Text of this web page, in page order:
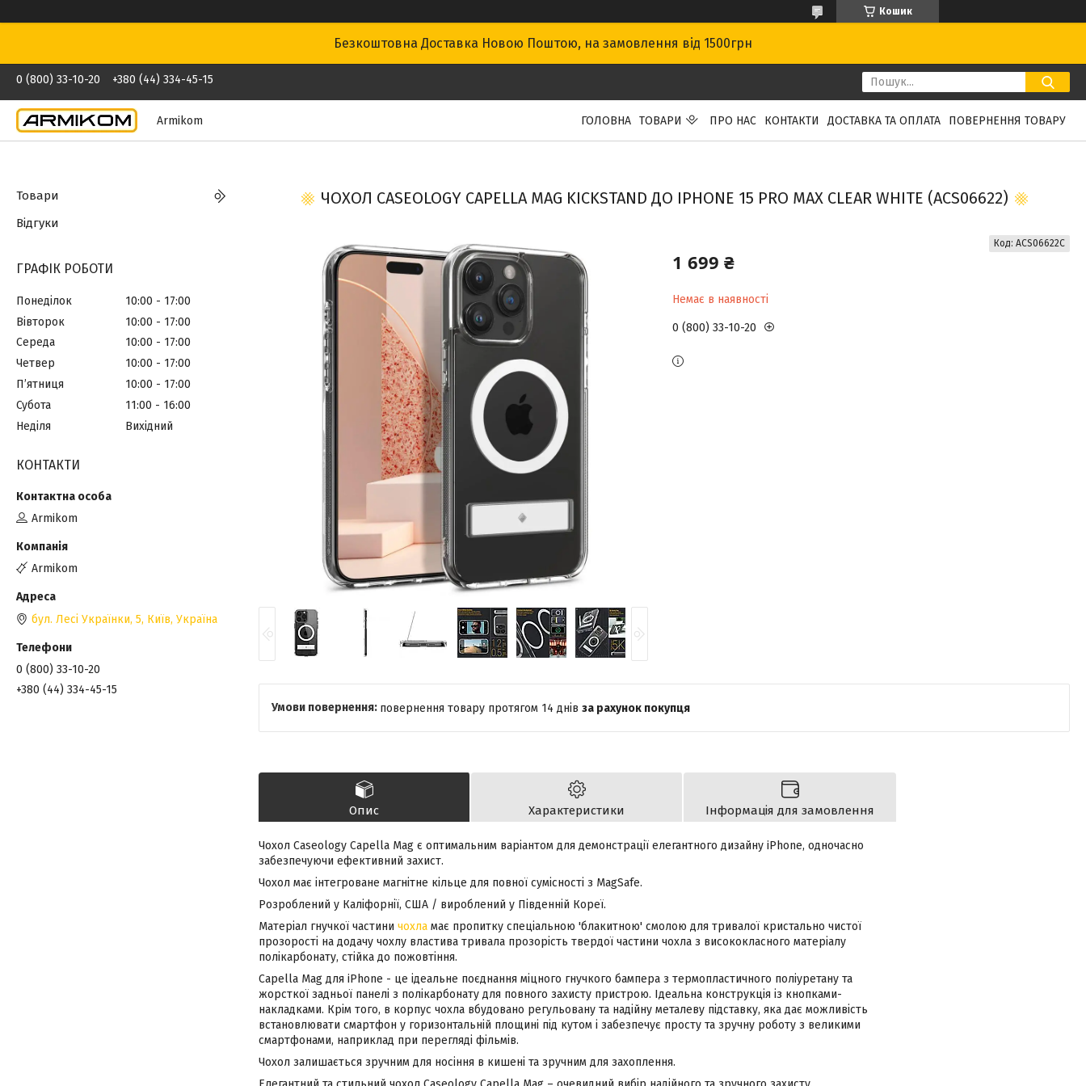
Кошик
Безкоштовна Доставка Новою Поштою, на замовлення від 1500грн
0 (800) 33-10-20 +380 (44) 334-45-15
Armikom ГОЛОВНА ТОВАРИ ПРО НАС КОНТАКТИ ДОСТАВКА ТА ОПЛАТА ПОВЕРНЕННЯ ТОВАРУ
ЧОХОЛ CASEOLOGY CAPELLA MAG KICKSTAND ДО IPHONE 15 PRO MAX CLEAR WHITE (ACS06622)
1 699 ₴
Немає в наявності
Код: ACS06622C
0 (800) 33-10-20
повернення товару протягом 14 днів за рахунок покупця
Опис Характеристики Інформація для замовлення
Чохол Caseology Capella Mag є оптимальним варіантом для демонстрації елегантного дизайну iPhone, одночасно
забезпечуючи ефективний захист.
Чохол має інтегроване магнітне кільце для повної сумісності з MagSafe.
Розроблений у Каліфорнії, США / вироблений у Південній Кореї.
Матеріал гнучкої частини чохла має пропитку спеціальною 'блакитною' смолою для тривалої кристально чистої
прозорості на додачу чохлу властива тривала прозорість твердої частини чохла з висококласного матеріалу
полікарбонату, стійка до пожовтіння.
Capella Mag для iPhone - це ідеальне поєднання міцного гнучкого бампера з термопластичного поліуретану та
жорсткої задньої панелі з полікарбонату для повного захисту пристрою. Ідеальна конструкція із кнопками-
накладками. Крім того, в корпус чохла вбудовано регульовану та надійну металеву підставку, яка дає можливість
встановлювати смартфон у горизонтальній площині під кутом і забезпечує просту та зручну роботу з великими
смартфонами, наприклад при перегляді фільмів.
Чохол залишається зручним для носіння в кишені та зручним для захоплення.
Товари
Відгуки
ГРАФІК РОБОТИ
Понеділок 10:00
17:00
Вівторок
10:00
17:00
Середа
10:00
17:00
Четвер
10:00
17:00
Пʼятниця
10:00
17:00
Субота
11:00
16:00
Неділя
Вихідний
КОНТАКТИ
Armikom
Armikom
бул. Лесі Українки, 5, Київ, Україна
0 (800) 33-10-20
+380 (44) 334-45-15